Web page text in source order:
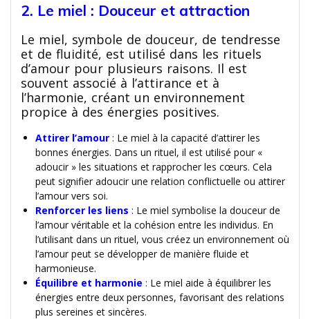
2. Le miel : Douceur et attraction
Le miel, symbole de douceur, de tendresse
et de fluidité, est utilisé dans les rituels
d’amour pour plusieurs raisons. Il est
souvent associé à l’attirance et à
l’harmonie, créant un environnement
propice à des énergies positives.
Attirer l’amour : Le miel à la capacité d’attirer les
bonnes énergies. Dans un rituel, il est utilisé pour «
adoucir » les situations et rapprocher les cœurs. Cela
peut signifier adoucir une relation conflictuelle ou attirer
l’amour vers soi.
Renforcer les liens : Le miel symbolise la douceur de
l’amour véritable et la cohésion entre les individus. En
l’utilisant dans un rituel, vous créez un environnement où
l’amour peut se développer de manière fluide et
harmonieuse.
Équilibre et harmonie : Le miel aide à équilibrer les
énergies entre deux personnes, favorisant des relations
plus sereines et sincères.